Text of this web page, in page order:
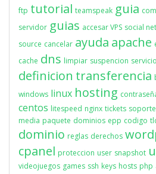
ftp tutorial teamspeak guia
servidor guias accesar VPS social
source cancelar ayuda apache
cache dns limpiar suspencion servicio
definicion transferencia
windows linux hosting
centos litespeed nginx tickets soporte
media paquete dominios epp codigo
dominio reglas derechos
cpanel proteccion user snapshot
videojuegos games ssh keys hosts php